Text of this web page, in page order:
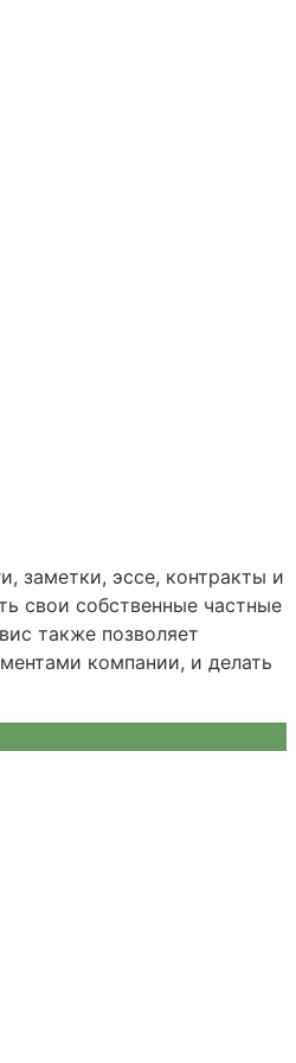
заметки, эссе, контракты и
свои собственные частные
также позволяет
компании, и делать